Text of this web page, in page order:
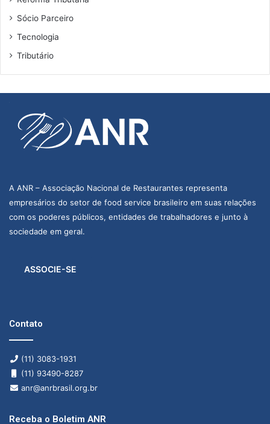
Sócio Parceiro
Tecnologia
Tributário
A ANR – Associação Nacional de Restaurantes representa
empresários do setor de food service brasileiro em suas relações
com os poderes públicos, entidades de trabalhadores e junto à
sociedade em geral.
ASSOCIE-SE
Contato
(11) 3083-1931
(11) 93490-8287
anr@anrbrasil.org.br
Receba o Boletim ANR